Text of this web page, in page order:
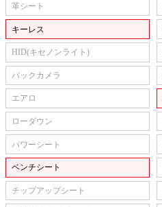
革シート
キーレス
HID(キセノンライト)
バックカメラ
エアロ
ローダウン
パワーシート
ベンチシート
チップアップシート